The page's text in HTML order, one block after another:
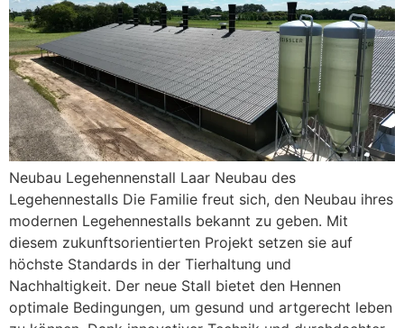
Neubau Legehennenstall Laar Neubau des
Legehennestalls Die Familie freut sich, den Neubau ihres
modernen Legehennestalls bekannt zu geben. Mit
diesem zukunftsorientierten Projekt setzen sie auf
höchste Standards in der Tierhaltung und
Nachhaltigkeit. Der neue Stall bietet den Hennen
optimale Bedingungen, um gesund und artgerecht leben